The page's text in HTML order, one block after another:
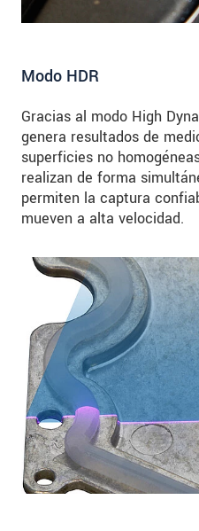
Modo HDR
Gracias al modo High
genera resultados de
superficies no
realizan de forma
permiten la captura
mueven a alta velocidad.